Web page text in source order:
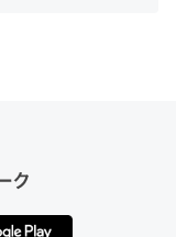
。ITツール導入で
by LIFULL介護